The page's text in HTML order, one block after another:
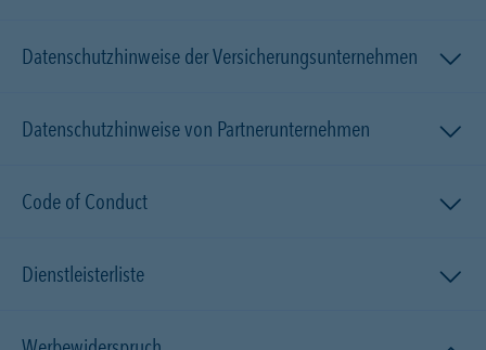
Datenschutzhinweise der Versicherungsunternehmen
Datenschutzhinweise von Partnerunternehmen
Code of Conduct
Dienstleisterliste